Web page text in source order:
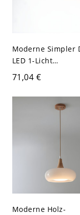
Moderne Simpler
LED 1-Licht
Rechteck Holz
- 110V-120V
71,04 €
Moderne Holz-